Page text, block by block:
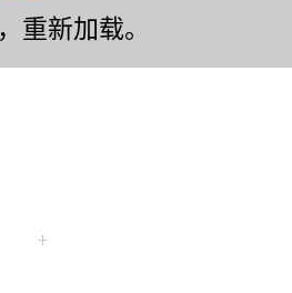
，重新加载。